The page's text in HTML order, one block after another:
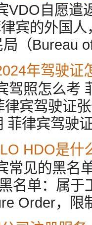
VDO自愿遣
宾的外国
（Bureau
年驾驶证
驾照怎么考
律宾驾驶证
菲律宾驾驶
HDO是什
常见的黑名
名单：属于
Order，限